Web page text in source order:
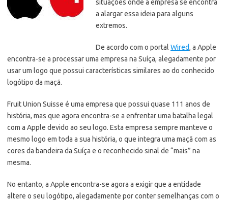
situações onde a empresa se encontra
a alargar essa ideia para alguns
extremos.
De acordo com o portal Wired, a Apple
encontra-se a processar uma empresa na Suíça, alegadamente por
usar um logo que possui características similares ao do conhecido
logótipo da maçã.
Fruit Union Suisse é uma empresa que possui quase 111 anos de
história, mas que agora encontra-se a enfrentar uma batalha legal
com a Apple devido ao seu logo. Esta empresa sempre manteve o
mesmo logo em toda a sua história, o que integra uma maçã com as
cores da bandeira da Suíça e o reconhecido sinal de “mais” na
mesma.
No entanto, a Apple encontra-se agora a exigir que a entidade
altere o seu logótipo, alegadamente por conter semelhanças com o